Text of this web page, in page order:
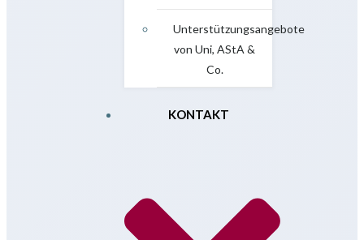
Unterstützungsangebote
von Uni, AStA &
Co.
KONTAKT